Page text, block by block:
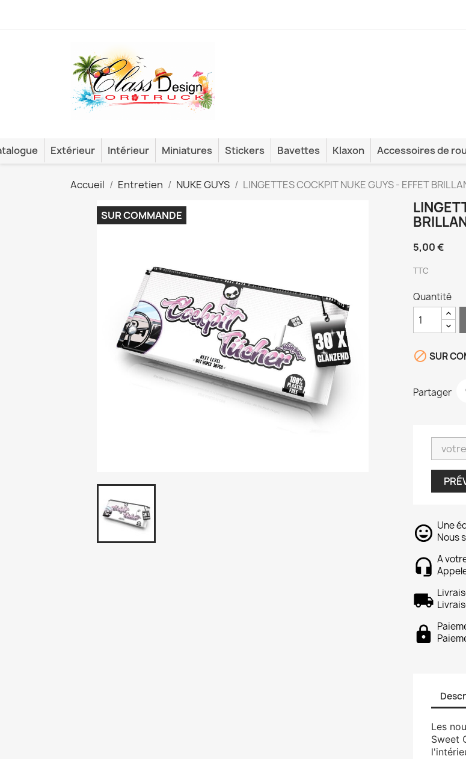
Extérieur Intérieur Miniatures Stickers Bavettes Klaxon Accessoires de
Accueil Entretien NUKE GUYS LINGETTES COCKPIT NUKE GUYS - EFFET
SUR COMMANDE
5,00 €
TTC
Quantité
 SUR
Partager
Une
Nous
A
Les
Sweet